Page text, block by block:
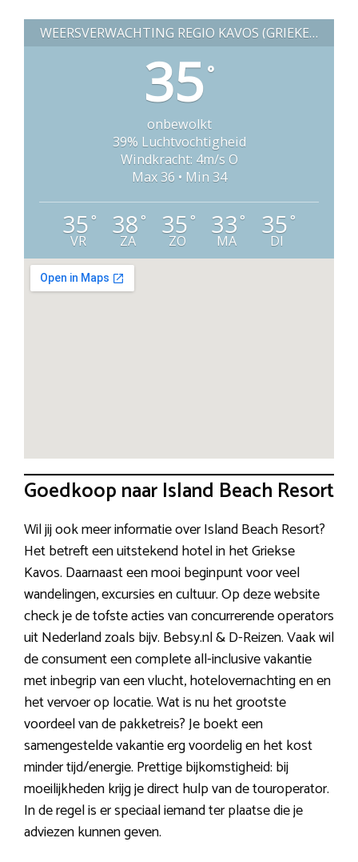
WEERSVERWACHTING REGIO KAVOS (GRIEKENLAND)
35°
onbewolkt
39% Luchtvochtigheid
Windkracht: 4m/s O
Max 36 • Min 34
35°
VR
38°
ZA
35°
ZO
33°
MA
35°
DI
Goedkoop naar Island Beach Resort
Wil jij ook meer informatie over Island Beach Resort?
Het betreft een uitstekend hotel in het Griekse
Kavos. Daarnaast een mooi beginpunt voor veel
wandelingen, excursies en cultuur. Op deze website
check je de tofste acties van concurrerende operators
uit Nederland zoals bijv. Bebsy.nl & D-Reizen. Vaak wil
de consument een complete all-inclusive vakantie
met inbegrip van een vlucht, hotelovernachting en en
het vervoer op locatie. Wat is nu het grootste
voordeel van de pakketreis? Je boekt een
samengestelde vakantie erg voordelig en het kost
minder tijd/energie. Prettige bijkomstigheid: bij
moeilijkheden krijg je direct hulp van de touroperator.
In de regel is er speciaal iemand ter plaatse die je
adviezen kunnen geven.